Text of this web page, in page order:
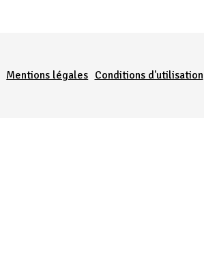
Mentions légales Conditions d'utilisation